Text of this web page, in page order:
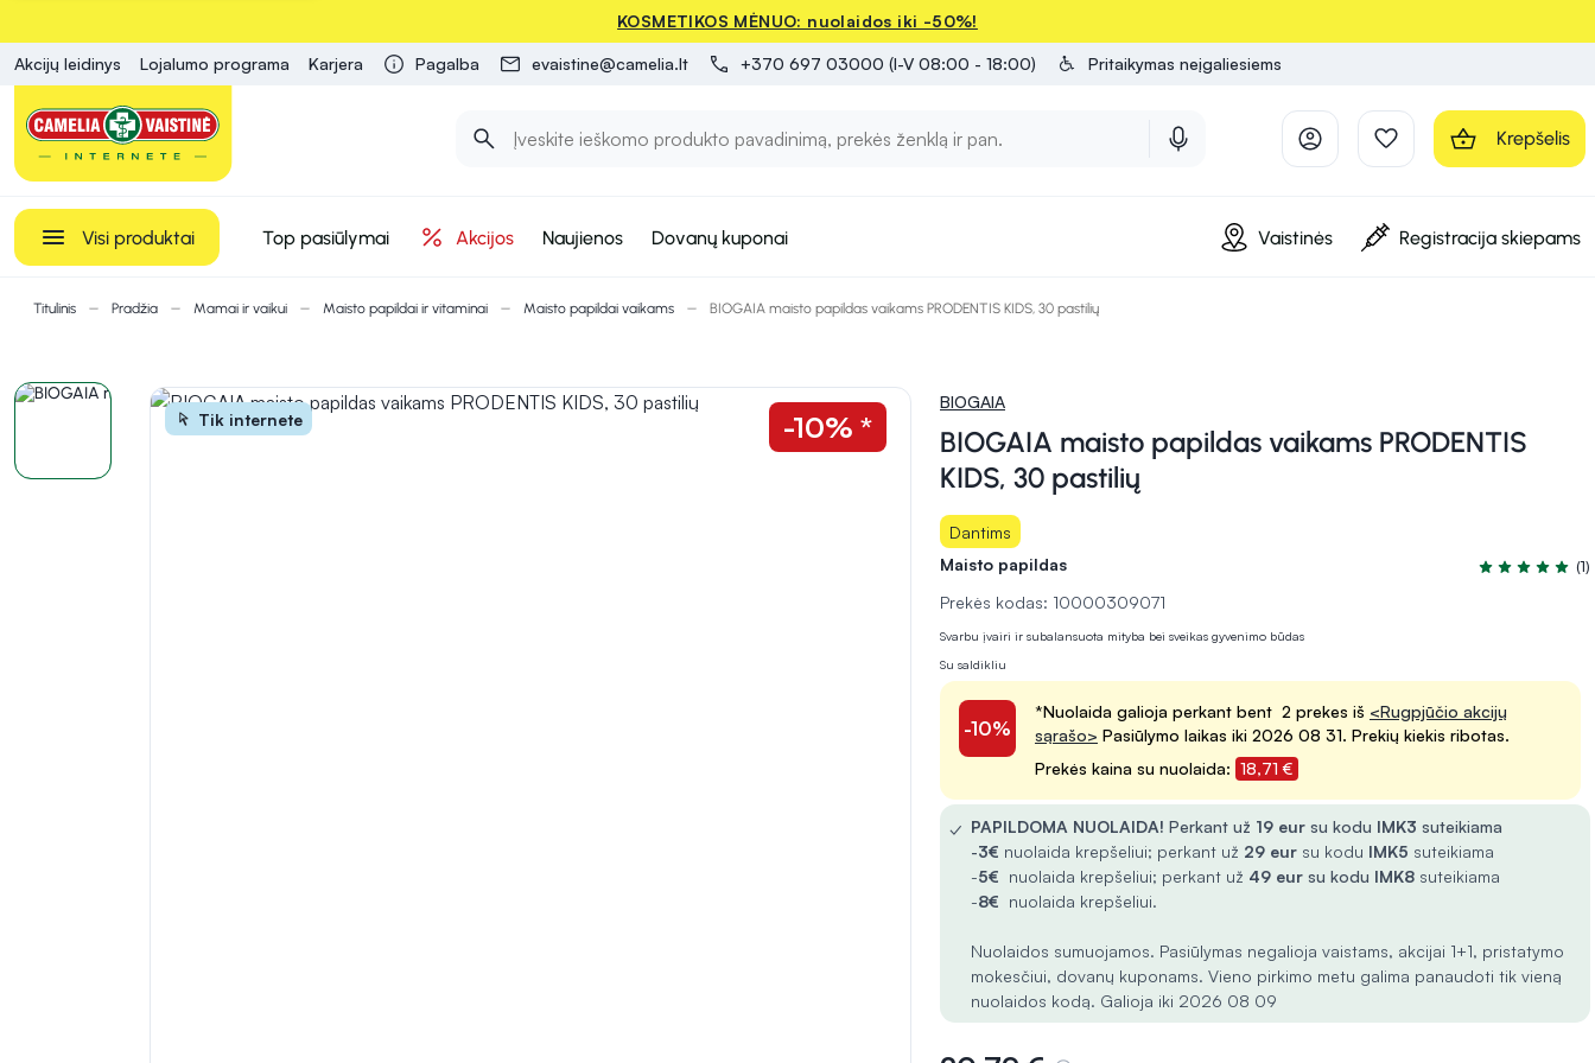
KOSMETIKOS MĖNUO: nuolaidos iki -50%!
Akcijų leidinys Lojalumo programa Karjera Pagalba evaistine@camelia.lt +370 697 03000 (I-V 08:00 - 18:00) Pritaikymas neįgaliesiems
Krepšelis
Visi produktai Top pasiūlymai Akcijos Naujienos Dovanų kuponai Vaistinės Registracija skiepams
Titulinis Pradžia Mamai ir vaikui Maisto papildai ir vitaminai Maisto papildai vaikams BIOGAIA maisto papildas vaikams PRODENTIS KIDS, 30 pastilių
Tik internete -10% *
BIOGAIA
BIOGAIA maisto papildas vaikams PRODENTIS
KIDS, 30 pastilių
Dantims
Maisto papildas
Įvertinimas
(1)
Prekės kodas: 10000309071
Svarbu įvairi ir subalansuota mityba bei sveikas gyvenimo būdas
Su saldikliu
-10%
*Nuolaida galioja perkant bent 2 prekes iš <Rugpjūčio akcijų
sąrašo> Pasiūlymo laikas iki 2026 08 31. Prekių kiekis ribotas.
Prekės kaina su nuolaida: 18,71 €
✓ PAPILDOMA NUOLAIDA! Perkant už 19 eur su kodu IMK3 suteikiama
-3€ nuolaida krepšeliui; perkant už 29 eur su kodu IMK5 suteikiama
-5€ nuolaida krepšeliui; perkant už 49 eur su kodu IMK8 suteikiama
-8€ nuolaida krepšeliui.
Nuolaidos sumuojamos. Pasiūlymas negalioja vaistams, akcijai 1+1, pristatymo
mokesčiui, dovanų kuponams. Vieno pirkimo metu galima panaudoti tik vieną
nuolaidos kodą. Galioja iki 2026 08 09